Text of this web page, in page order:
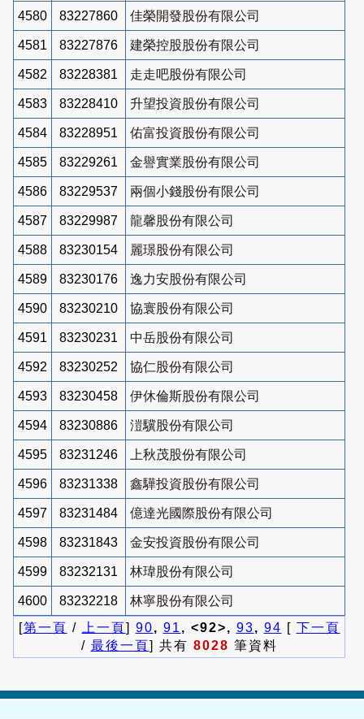
4580 83227860 佳榮開發股份有限公司
4581 83227876 建榮控股股份有限公司
4582 83228381 走走吧股份有限公司
4583 83228410 升望投資股份有限公司
4584 83228951 佑富投資股份有限公司
4585 83229261 金譽實業股份有限公司
4586 83229537 兩個小錢股份有限公司
4587 83229987 龍馨股份有限公司
4588 83230154 麗璟股份有限公司
4589 83230176 逸力安股份有限公司
4590 83230210 協寰股份有限公司
4591 83230231 中岳股份有限公司
4592 83230252 協仁股份有限公司
4593 83230458 伊休倫斯股份有限公司
4594 83230886 溰驥股份有限公司
4595 83231246 上秋茂股份有限公司
4596 83231338 鑫驊投資股份有限公司
4597 83231484 億達光國際股份有限公司
4598 83231843 金安投資股份有限公司
4599 83232131 林瑋股份有限公司
4600 83232218
林寧股份有限公司
[第一頁 / 上一頁] 90, 91 , <92>, 93, 94 [ 下一頁
/ 最後一頁] 共有 8028 筆資料